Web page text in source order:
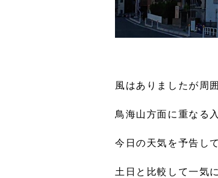
風はありましたが周
鳥海山方面に重なる
今日の天気を予告し
土日と比較して一気